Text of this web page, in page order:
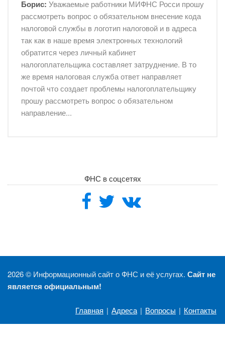
Борис: Уважаемые работники МИФНС Росси прошу
рассмотреть вопрос о обязательном внесение кода
налоговой службы в логотип налоговой и в адреса
так как в наше время электронных технологий
обратится через личный кабинет
налогоплательщика составляет затруднение. В то
же время налоговая служба ответ направляет
почтой что создает проблемы налогоплательщику
прошу рассмотреть вопрос о обязательном
направление...
ФНС в соцсетях
2026 © Информационный сайт о ФНС и её услугах. Сайт не
является официальным!
Главная | Адреса | Вопросы | Контакты